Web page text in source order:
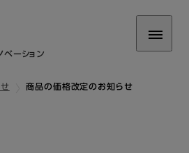
ベーション
商品の価格改定のお知らせ